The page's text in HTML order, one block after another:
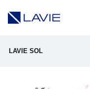
LAVIE SOL